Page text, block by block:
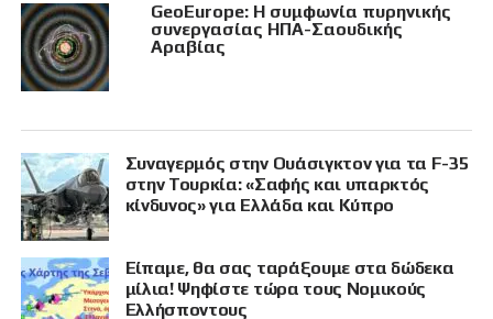
GeoEurope: Η συμφωνία πυρηνικής
συνεργασίας ΗΠΑ-Σαουδικής
Αραβίας
Συναγερμός στην Ουάσιγκτον για τα F-35
στην Τουρκία: «Σαφής και υπαρκτός
κίνδυνος» για Ελλάδα και Κύπρο
Είπαμε, θα σας ταράξουμε στα δώδεκα
μίλια! Ψηφίστε τώρα τους Νομικούς
Ελλήσποντους